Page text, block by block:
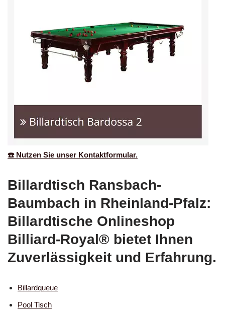
☎️ Nutzen Sie unser Kontaktformular.
Billardtisch Ransbach-
Baumbach in Rheinland-Pfalz:
Billardtische Onlineshop
Billiard-Royal® bietet Ihnen
Zuverlässigkeit und Erfahrung.
Billardqueue
Pool Tisch